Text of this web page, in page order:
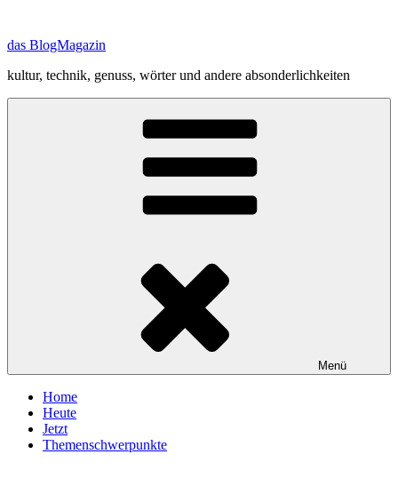
springen
das BlogMagazin
kultur, technik, genuss, wörter und andere absonderlichkeiten
Menü
Home
Heute
Jetzt
Themenschwerpunkte